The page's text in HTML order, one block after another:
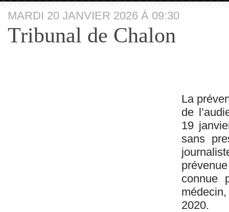
MARDI 20 JANVIER 2026 À 09:30
Tribunal de Chalon
La
de
19
sans
connue
2020.